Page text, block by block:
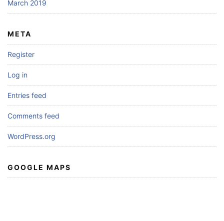
March 2019
META
Register
Log in
Entries feed
Comments feed
WordPress.org
GOOGLE MAPS